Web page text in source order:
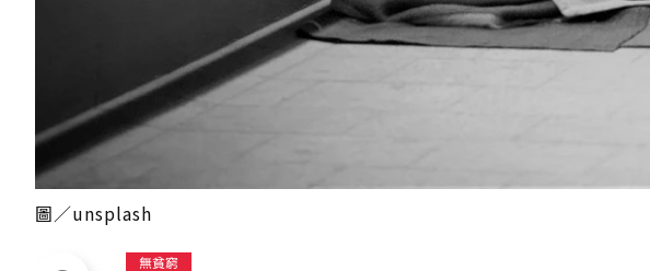
圖／unsplash